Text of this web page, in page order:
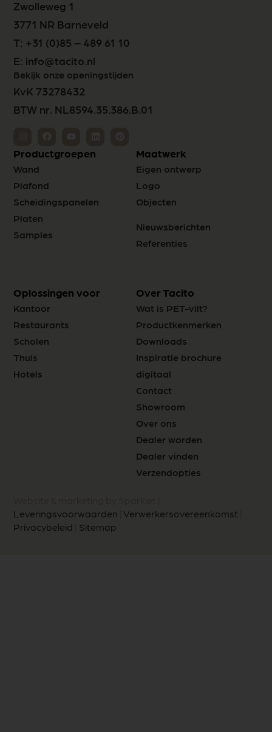
Zwolleweg 1
3771 NR Barneveld
T: +31 (0)85 – 489 61 10
E: info@tacito.nl
Bekijk onze openingstijden
KvK 73278432
BTW nr. NL8594.35.386.B.01
Productgroepen
Wand
Plafond
Scheidingspanelen
Platen
Samples
Maatwerk
Eigen ontwerp
Logo
Objecten
Nieuwsberichten
Referenties
Oplossingen voor
Kantoor
Restaurants
Scholen
Thuis
Hotels
Over Tacito
Wat is PET-vilt?
Productkenmerken
Downloads
Inspiratie brochure
digitaal
Contact
Showroom
Over ons
Dealer worden
Dealer vinden
Verzendopties
Leveringsvoorwaarden Verwerkersovereenkomst
Privacybeleid
Sitemap